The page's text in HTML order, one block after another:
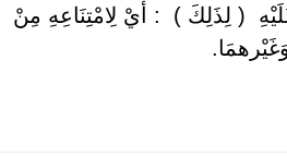
‏( لِذَلِكَ ) ‏ ‏: أَيْ لِامْتِنَاعِهِ مِنْ